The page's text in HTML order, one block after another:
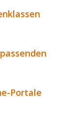
Portale